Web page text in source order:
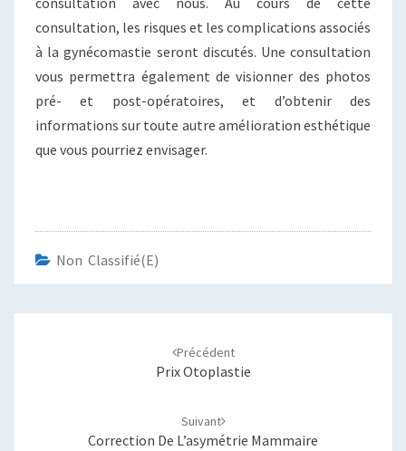
consultation, les risques et les complications associés
à la gynécomastie seront discutés. Une consultation
vous permettra également de visionner des photos
pré- et post-opératoires, et d’obtenir des
informations sur toute autre amélioration esthétique
que vous pourriez envisager.
Non Classifié(e)
Précédent
Prix Otoplastie
Suivant
Correction De L’asymétrie Mammaire